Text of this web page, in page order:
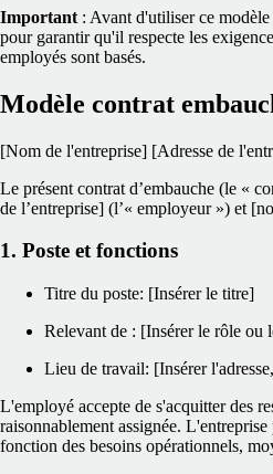
Important : Avant d'utiliser ce
pour garantir qu'il respecte les
employés sont basés.
Modèle contrat
[Nom de l'entreprise] [Adresse de
Le présent contrat d’embauche (le «
de l’entreprise] (l’« employeur ») et
1. Poste et fonctions
Titre du poste: [Insérer le titre]
Relevant de : [Insérer le rôle ou
Lieu de travail: [Insérer
L'employé accepte de s'acquitter des
raisonnablement assignée.
fonction des besoins opérationnels,